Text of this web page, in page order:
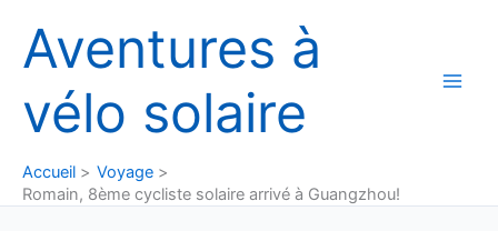
contenu
Aventures à
vélo solaire
Accueil
Voyage
Romain, 8ème cycliste solaire arrivé à Guangzhou!